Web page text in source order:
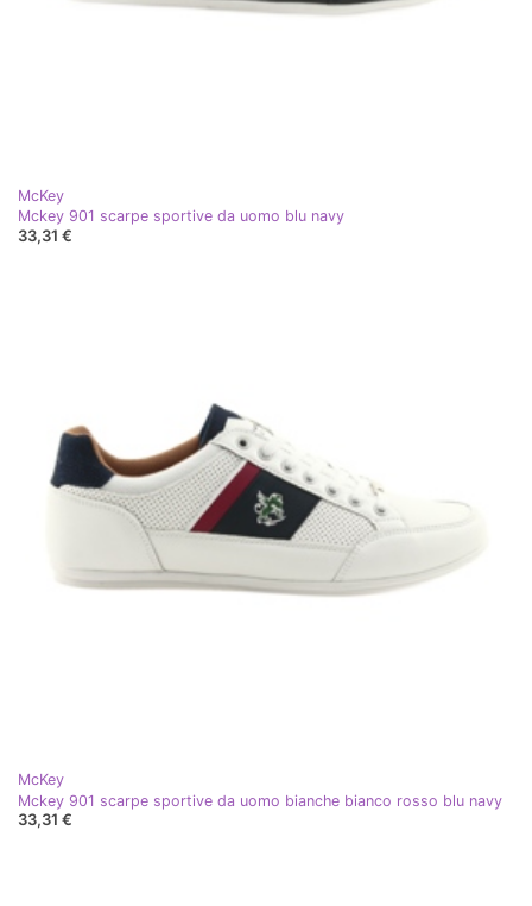
McKey
Mckey 901 scarpe sportive da uomo blu navy
33,31 €
McKey
Mckey 901 scarpe sportive da uomo bianche bianco rosso blu navy
33,31 €